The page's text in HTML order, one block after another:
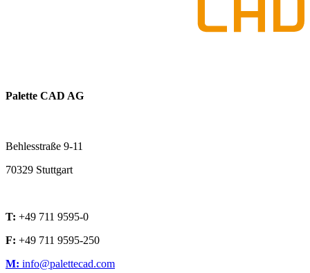
Palette CAD AG
Behlesstraße 9-11
70329 Stuttgart
T: +49 711 9595-0
F: +49 711 9595-250
M: info@palettecad.com